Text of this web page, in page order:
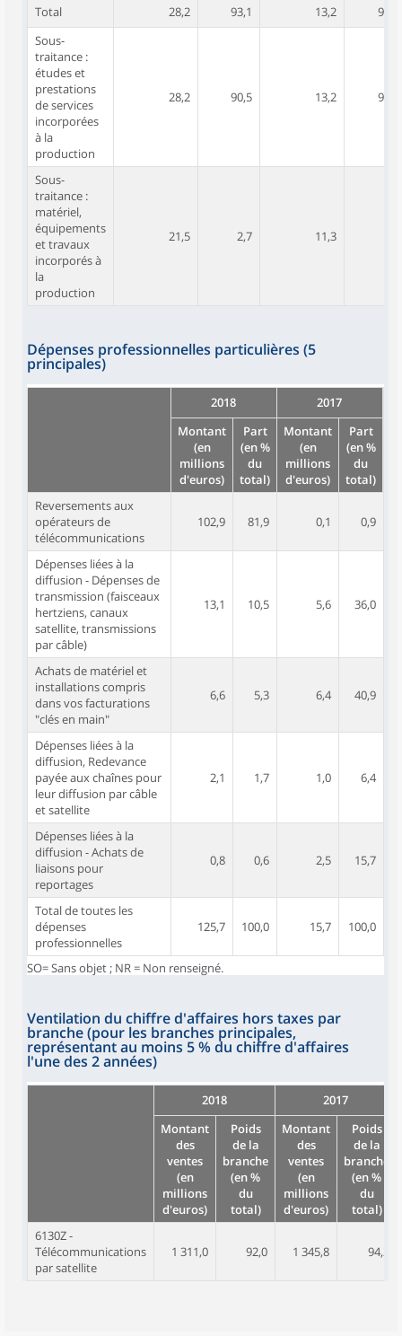
Total 28,2 93,1 13,2
93,9
Sous-
traitance :
études et
prestations
de services
incorporées
à la
production
28,2 90,5 13,2 91,4
Sous-
traitance :
matériel,
équipements
et travaux
incorporés à
la
production
21,5 2,7 11,3
Dépenses professionnelles particulières (5
principales)
2018
2017
Montant
(en
millions
d'euros)
Part
(en %
du
total)
Montant
(en
millions
d'euros)
Part
(en %
du
total)
Reversements aux
opérateurs de
télécommunications
102,9 81,9 0,1 0,9
Dépenses liées à la
diffusion - Dépenses de
transmission (faisceaux
hertziens, canaux
satellite, transmissions
par câble)
13,1 10,5 5,6 36,0
Achats de matériel et
installations compris
dans vos facturations
"clés en main"
6,6 5,3 6,4 40,9
Dépenses liées à la
diffusion, Redevance
payée aux chaînes pour
leur diffusion par câble
et satellite
2,1 1,7 1,0 6,4
Dépenses liées à la
diffusion - Achats de
liaisons pour
reportages
0,8 0,6 2,5 15,7
Total de toutes les
dépenses
professionnelles
125,7 100,0 15,7 100,0
SO= Sans objet ; NR = Non renseigné.
Ventilation du chiffre d'affaires hors taxes par
branche (pour les branches principales,
représentant au moins 5 % du chiffre d'affaires
l'une des 2 années)
2018
2017
Montant
des
ventes
(en
millions
d'euros)
Poids
de la
branche
(en %
du
total)
Montant
des
ventes
(en
millions
d'euros)
Poids
de la
branche
(en %
du
total)
6130Z -
Télécommunications
par satellite
1 311,0 92,0 1 345,8 94,2